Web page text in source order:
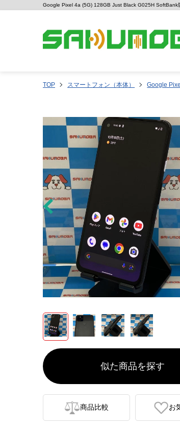
Google Pixel 4a (5G) 128GB Just Black G025H SoftBank
TOP スマートフォン（本体） Google Pixel
似た商品を探す
商品比較 お